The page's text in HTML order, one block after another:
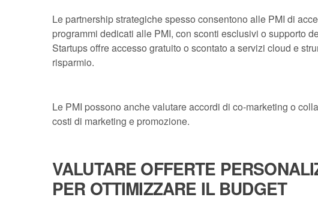
Le partnership strategiche spesso consentono alle PMI di
programmi dedicati alle PMI, con sconti esclusivi o supporto
Startups offre accesso gratuito o scontato a servizi cloud e
risparmio.
Le PMI possono anche valutare accordi di co-marketing o
costi di marketing e promozione.
VALUTARE OFFERTE
PER OTTIMIZZARE IL BUDGET